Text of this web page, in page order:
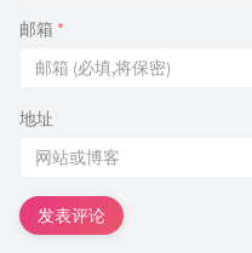
邮箱 *
地址
发表评论